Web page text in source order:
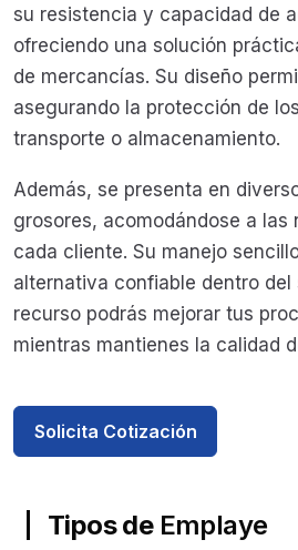
su resistencia y capacidad de
ofreciendo una solución
de mercancías. Su diseño
asegurando la protección de
transporte o almacenamiento.
Además, se presenta en
grosores, acomodándose a las
cada cliente. Su manejo
alternativa confiable dentro del
recurso podrás mejorar tus
mientras mantienes la calidad
Solicita Cotización
Tipos de Emplaye